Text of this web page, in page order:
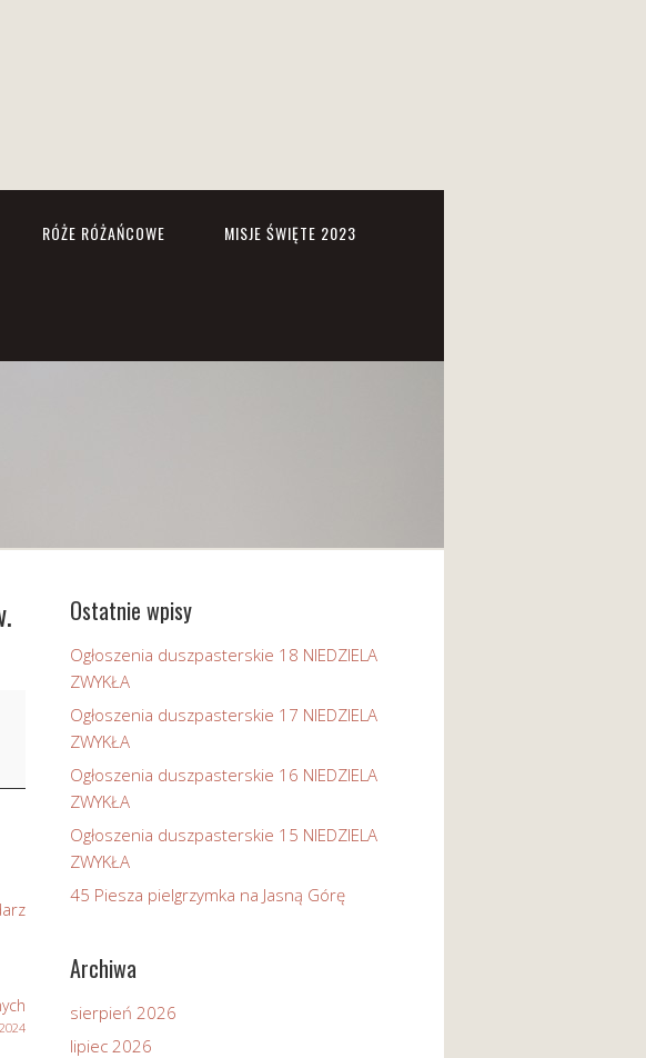
RÓŻE RÓŻAŃCOWE MISJE ŚWIĘTE 2023
Ostatnie wpisy
Ogłoszenia duszpasterskie 18 NIEDZIELA
ZWYKŁA
Ogłoszenia duszpasterskie 17 NIEDZIELA
ZWYKŁA
Ogłoszenia duszpasterskie 16 NIEDZIELA
ZWYKŁA
Ogłoszenia duszpasterskie 15 NIEDZIELA
ZWYKŁA
45 Piesza pielgrzymka na Jasną Górę
Archiwa
sierpień 2026
lipiec 2026